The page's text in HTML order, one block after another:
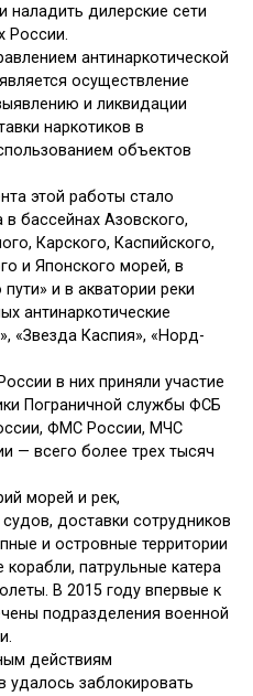
наладить дилерские сети
России.
антинаркотической
осуществление
и ликвидации
наркотиков в
объектов
этой работы стало
бассейнах Азовского,
Карского, Каспийского,
и Японского морей, в
и в акватории реки
антинаркотические
«Звезда Каспия», «Норд-
в них приняли участие
Пограничной службы ФСБ
ФМС России, МЧС
— всего более трех тысяч
морей и рек,
доставки сотрудников
и островные территории
патрульные катера
В 2015 году впервые к
подразделения военной
действиям
удалось заблокировать